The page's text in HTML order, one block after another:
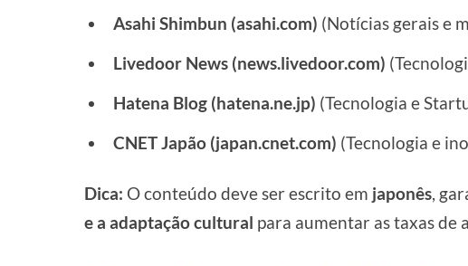
Asahi Shimbun (asahi.com) (Notícias gerais e
Livedoor News (news.livedoor.com)
Hatena Blog (hatena.ne.jp) (Tecnologia e
CNET Japão (japan.cnet.com) (Tecnologia e
Dica: O conteúdo deve ser escrito em japonês,
e a adaptação cultural para aumentar as taxas de